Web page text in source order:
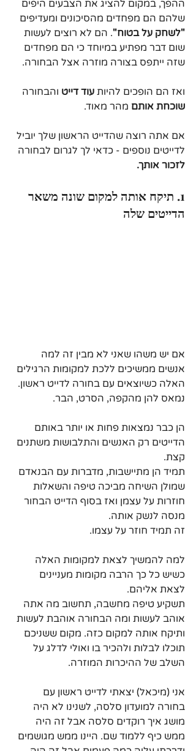
ההפך, במקום להציג את הצבעים היפים
שלהם הם מפחדים מהסיכונים ומעדיפים
"לשחק על בטוח". הם לא רוצים לעשות
שום דבר מפתיע במיוחד כי הם מפחדים
שזה ייתפס בצורה מוזרה אצל הבחורה.
ואז הם הופכים להיות עוד דייט והבחורה
שוכחת אותם מהר מאוד.
אם אתה רוצה שהדייט הראשון שלך יוביל
לדייטים נוספים - כדאי לך לגרום לבחורה
לזכור אותך.
1. תיקח אותה למקום שונה משאר
הדייטים שלה
אם יש משהו שאני לא מבין זה למה
אנשים ממשיכים ללכת למקומות הרגילים
האלה כשיוצאים עם בחורה לדייט ראשון.
נמאס להן מהקפה, הסרט, הבר.
הן כבר נמצאות פחות או יותר באותם
הדייטים רק האנשים והתלבושות משתנים
קצת.
תמיד הן מתיישבות, מדברות עם הבנאדם
שמולן השיחה מביכה טיפה והשאלות
חוזרות על עצמן ואז בסוף הדייט הבחור
מנסה לנשק אותה.
זה תמיד חוזר על עצמו.
למה להמשיך לצאת למקומות האלה
כשיש כל כך הרבה מקומות מעניינים
לצאת אליהם.
תשקיע טיפה מחשבה, תחשוב מה אתה
אוהב לעשות ומה הבחורה אוהבת לעשות
ותיקח אותה למקום כזה. מקום ששניכם
תוכלו לבלות ולהכיר בו ואולי לדלג על
השלב של ההיכרות המוזרה.
אני (מיכאל) יצאתי לדייט ראשון עם
בחורה למועדון סלסה, לשנינו לא היה
מושג איך רוקדים סלסה אבל זה היה
ממש כיף ללמוד שם. היינו ממש מגושמים